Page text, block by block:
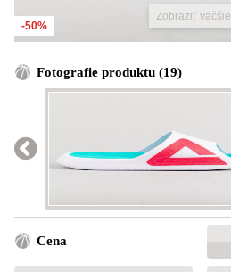
Zobraziť väčšie
-50%
Fotografie produktu (19)
Cena